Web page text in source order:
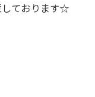
しております☆